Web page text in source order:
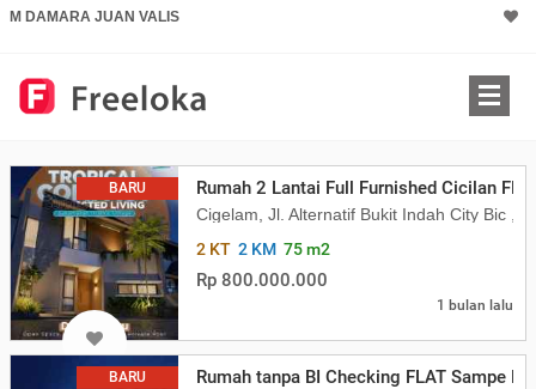
M DAMARA JUAN VALIS
BARU Rumah 2 Lantai Full Furnished Cicilan
Cigelam, Jl. Alternatif Bukit Indah City Bic ,
2 KT 2 KM 75 m2
Rp 800.000.000
1 bulan lalu
BARU Rumah tanpa BI Checking FLAT Sampe